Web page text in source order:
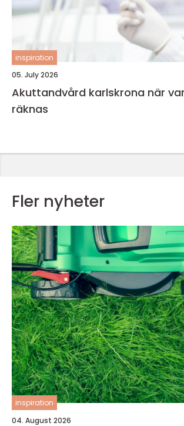
inspiration
05. July 2026
Akuttandvård karlskrona när varje minut
räknas
Fler nyheter
inspiration
04. August 2026